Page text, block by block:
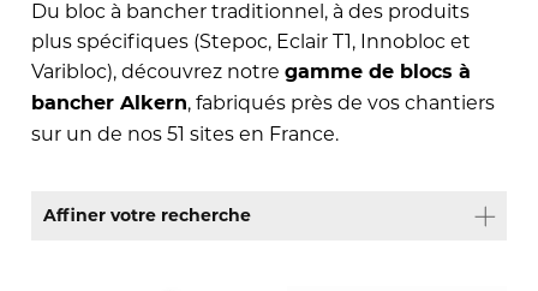
Du bloc à bancher traditionnel, à des produits
plus spécifiques (Stepoc, Eclair T1, Innobloc et
Varibloc), découvrez notregamme de blocs à
bancher Alkern, fabriqués près de vos chantiers
sur un de nos 51 sites en France.
Affiner votre recherche